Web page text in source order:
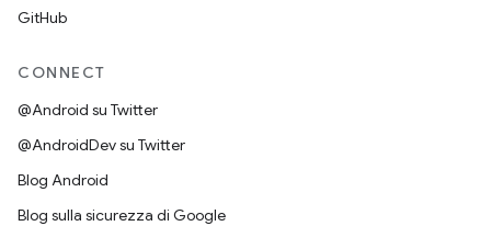
GitHub
CONNECT
@Android su Twitter
@AndroidDev su Twitter
Blog Android
Blog sulla sicurezza di Google